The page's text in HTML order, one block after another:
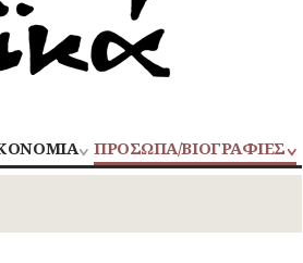
ΠΡΟΣΩΠΑ/ΒΙΟΓΡΑΦΙΕΣ
ΑΓΩΝΙΣΤΕΣ
ΑΡΧΙΤΕΚΤΟΝΕΣ